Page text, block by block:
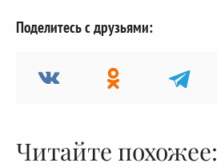
Поделитесь с друзьями:
Читайте похожее: